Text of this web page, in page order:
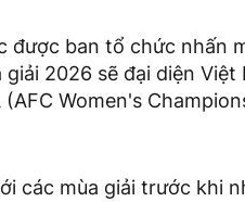
được ban tổ chức nhấn
2026 sẽ đại diện Việt
Women's
các mùa giải trước khi